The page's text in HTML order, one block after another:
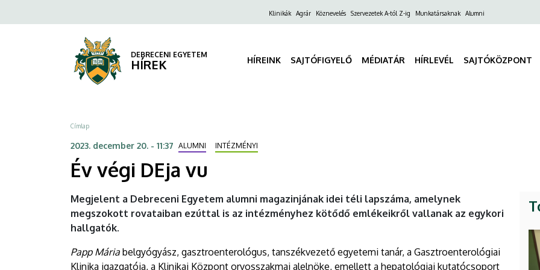
DEBRECENI
EGYETEM
a
FelsőKlinikák Agrár Köznevelés Szervezetek A-tól Z-ig Munkatársaknak Alumni
DEBRECENI EGYETEM
HÍREK HÍREINK SAJTÓFIGYELŐ MÉDIATÁR HÍRLEVÉL SAJTÓKÖZPONT
Morzsa
Címlap
2023. december 20. - 11:37 ALUMNI INTÉZMÉNYI
Év végi DEja vu
Megjelent a Debreceni Egyetem alumni magazinjának idei téli lapszáma, amelynek
megszokott rovataiban ezúttal is az intézményhez kötődő emlékeikről vallanak az egykori
hallgatók.
Papp Mária belgyógyász, gasztroenterológus, tanszékvezető egyetemi tanár, a Gasztroenterológiai
Klinika igazgatója, a Klinikai Központ orvosszakmai alelnöke, emellett a hepatológiai kutatócsoport